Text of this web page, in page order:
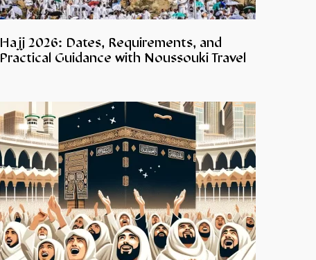
Hajj 2026: Dates, Requirements, and
Practical Guidance with Noussouki Travel